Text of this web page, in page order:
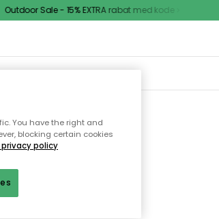
Outdoor Sale - 15% EXTRA rabat med kode
du
You have the right and
blocking certain cookies
policy